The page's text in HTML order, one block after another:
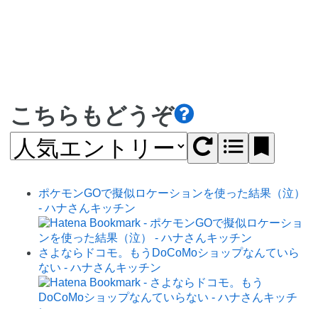
こちらもどうぞ
ポケモンGOで擬似ロケーションを使った結果（泣）
- ハナさんキッチン
さよならドコモ。もうDoCoMoショップなんていら
ない - ハナさんキッチン